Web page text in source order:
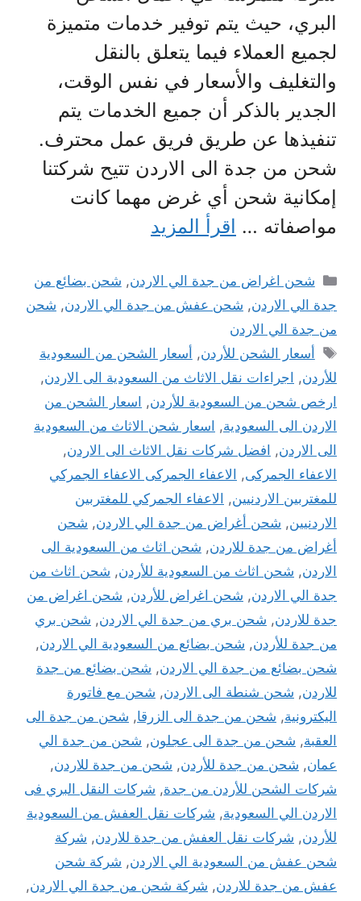
البري، حيث يتم توفير خدمات متميزة
لجميع العملاء فيما يتعلق بالنقل
والتغليف والأسعار في نفس الوقت،
الجدير بالذكر أن جميع الخدمات يتم
تنفيذها عن طريق فريق عمل محترف.
شحن من جدة الى الاردن تتيح شركتنا
إمكانية شحن أي غرض مهما كانت
مواصفاته … اقرأ المزيد
التصنيفات
شحن اغراض من جدة الي الاردن, شحن بضائع من
جدة الي الاردن, شحن عفش من جدة الي الاردن, شحن
من جدة الي الاردن
الوسوم
أسعار الشحن للأردن, أسعار الشحن من السعودية
للأردن, اجراءات نقل الاثاث من السعودية الى الاردن,
ارخص شحن من السعودية للأردن, اسعار الشحن من
الاردن الى السعودية, اسعار شحن الاثاث من السعودية
الى الاردن, افضل شركات نقل الاثاث الى الاردن,
الاعفاء الجمركى,
الاعفاء الجمركى الاعفاء الجمركي
للمغتربين الاردنيين,
الاعفاء الجمركي للمغتربين
الاردنيين, شحن أغراض من جدة الي الاردن, شحن
أغراض من جدة للاردن, شحن اثاث من السعودية الى
الاردن, شحن اثاث من السعودية للأردن, شحن اثاث من
جدة الي الاردن, شحن اغراض للأردن, شحن اغراض من
جدة للاردن, شحن بري من جدة الي الاردن, شحن بري
من جدة للأردن, شحن بضائع من السعودية الي الاردن,
شحن بضائع من جدة الي الاردن, شحن بضائع من جدة
للاردن, شحن شنطة الى الاردن, شحن مع فاتورة
اليكترونية, شحن من جدة الى الزرقا, شحن من جدة الى
العقبة, شحن من جدة الى عجلون, شحن من جدة الي
عمان, شحن من جدة للأردن, شحن من جدة للاردن,
شركات الشحن للأردن من جدة, شركات النقل البري فى
الاردن الي السعودية, شركات نقل العفش من السعودية
للأردن, شركات نقل العفش من جدة للاردن, شركة
شحن عفش من السعودية الي الاردن, شركة شحن
عفش من جدة للاردن, شركة شحن من جدة الي الاردن,